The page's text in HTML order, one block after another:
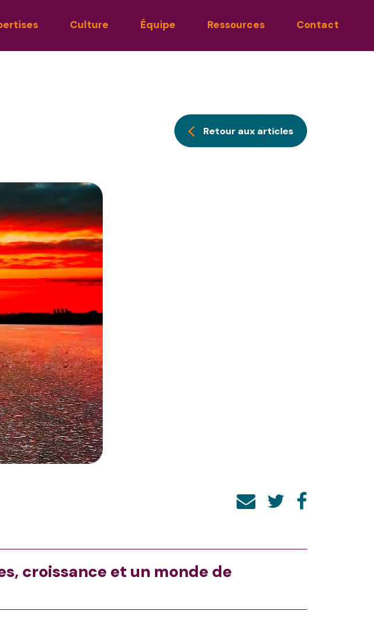
Culture Équipe Ressources Contact
Retour aux articles
croissance et un monde de